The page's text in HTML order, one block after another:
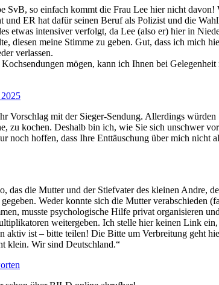
SvB, so einfach kommt die Frau Lee hier nicht
und ER hat dafür seinen Beruf als Polizist und die
etwas intensiver verfolgt, da Lee (also er) hier in
diesen meine Stimme zu geben. Gut, dass ich mich
verlassen.
mögen, kann ich Ihnen bei
2025
Vorschlag mit der Sieger-Sendung. Allerdings
zu kochen. Deshalb bin ich, wie Sie sich unschwer
noch hoffen, dass Ihre Enttäuschung über mich nicht
das die Mutter und der Stiefvater des kleinen Andre,
Weder konnte sich die Mutter verabschieden
musste psychologische Hilfe privat organisieren
weitergeben. Ich stelle hier keinen Link
aktiv ist – bitte teilen! Die Bitte um Verbreitung geht
klein. Wir sind Deutschland.“